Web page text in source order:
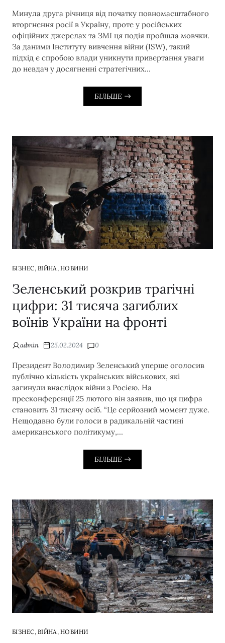
Минула друга річниця від початку повномасштабного
вторгнення росії в Україну, проте у російських
офіційних джерелах та ЗМІ ця подія пройшла мовчки.
За даними Інституту вивчення війни (ISW), такий
підхід є спробою влади уникнути привертання уваги
до невдач у досягненні стратегічних…
БІЛЬШЕ
БІЗНЕС, ВІЙНА, НОВИНИ
Зеленський розкрив трагічні
цифри: 31 тисяча загиблих
воїнів України на фронті
admin 25.02.2024 0
Президент Володимир Зеленський уперше оголосив
публічно кількість українських військових, які
загинули внаслідок війни з Росією. На
пресконференції 25 лютого він заявив, що ця цифра
становить 31 тисячу осіб. “Це серйозний момент дуже.
Нещодавно були голоси в радикальній частині
американського політикуму,…
БІЛЬШЕ
БІЗНЕС, ВІЙНА , НОВИНИ